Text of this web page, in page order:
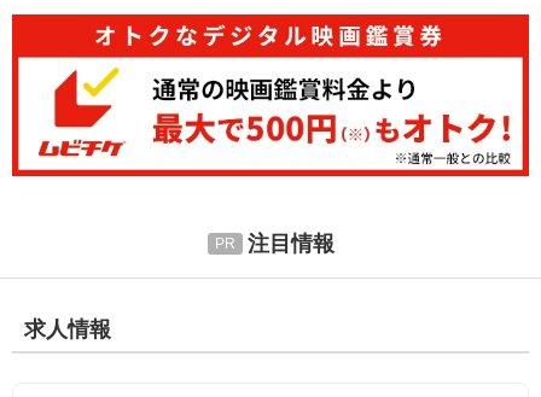
注目情報
求人情報